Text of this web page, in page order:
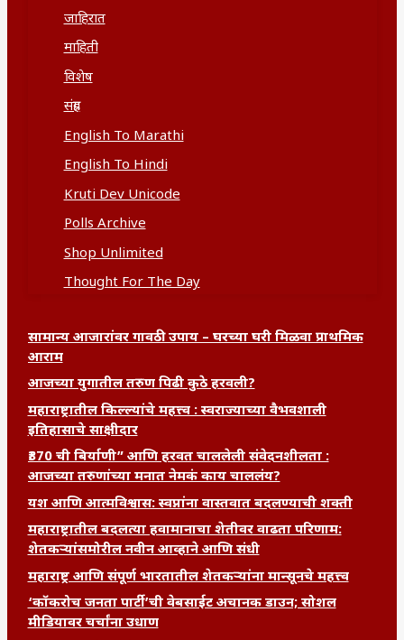
जाहिरात
माहिती
विशेष
संग्रह
English To Marathi
English To Hindi
Kruti Dev Unicode
Polls Archive
Shop Unlimited
Thought For The Day
सामान्य आजारांवर गावठी उपाय – घरच्या घरी मिळवा प्राथमिक
आराम
आजच्या युगातील तरुण पिढी कुठे हरवली?
महाराष्ट्रातील किल्ल्यांचे महत्त्व : स्वराज्याच्या वैभवशाली
इतिहासाचे साक्षीदार
₹370 ची बिर्याणी” आणि हरवत चाललेली संवेदनशीलता :
आजच्या तरुणांच्या मनात नेमकं काय चाललंय?
यश आणि आत्मविश्वास: स्वप्नांना वास्तवात बदलण्याची शक्ती
महाराष्ट्रातील बदलत्या हवामानाचा शेतीवर वाढता परिणाम:
शेतकऱ्यांसमोरील नवीन आव्हाने आणि संधी
महाराष्ट्र आणि संपूर्ण भारतातील शेतकऱ्यांना मान्सूनचे महत्त्व
‘कॉकरोच जनता पार्टी’ची वेबसाईट अचानक डाउन; सोशल
मीडियावर चर्चांना उधाण